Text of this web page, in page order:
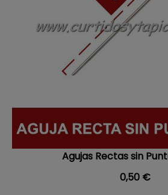
Agujas Rectas sin
Precio
0,50 €